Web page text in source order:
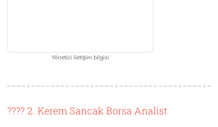
Yönetici iletişim bilgisi
???? 2. Kerem Sancak Borsa Analist